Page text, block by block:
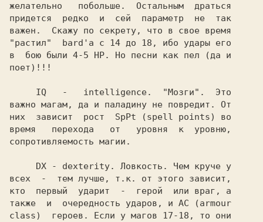
желательно   побольше.  Остальным  драться
придется  редко  и  сей  параметр  не  так
важен.  Скажу по секрету, что в свое время
"растил"  bard'а с 14 до 18, ибо удары его
в  бою были 4-5 HP. Но песни как пел (да и
поет)!!!
важно магам, да и паладину не повредит. От
них  зависит  рост  SpPt (spell points) во
время   перехода   от   уровня  к  уровню,
сопротивляемость магии.
всех  -  тем лучше, т.к. от этого зависит,
кто  первый  ударит  -  герой  или враг, а
также  и  очередность ударов, и АС (armour
class)  героев. Если у магов 17-18, то они